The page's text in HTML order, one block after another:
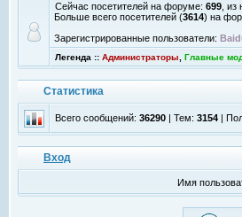
Сейчас посетителей на форуме: 699 ,
Больше всего посетителей (3614) на
Зарегистрированные пользователи:
Легенда :: Администраторы Главные
Статистика
Всего сообщений: 36290 | Тем: 3154 |
Вход
Имя